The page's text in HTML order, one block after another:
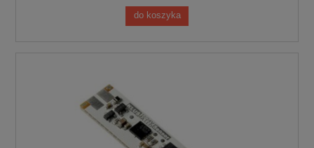
do koszyka